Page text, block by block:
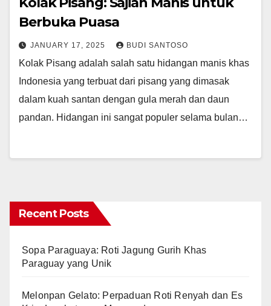
Berbuka Puasa
JANUARY 17, 2025 BUDI SANTOSO
Kolak Pisang adalah salah satu hidangan manis khas
Indonesia yang terbuat dari pisang yang dimasak
dalam kuah santan dengan gula merah dan daun
pandan. Hidangan ini sangat populer selama bulan…
Recent Posts
Sopa Paraguaya: Roti Jagung Gurih Khas
Paraguay yang Unik
Melonpan Gelato: Perpaduan Roti Renyah dan Es